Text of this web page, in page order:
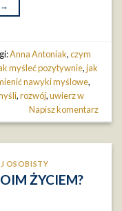
→
Anna Antoniak,czym
myśleć pozytywnie,jak
nawyki myślowe,
,rozwój,uwierz w
Napisz komentarz
OSOBISTY
ŻYCIEM?